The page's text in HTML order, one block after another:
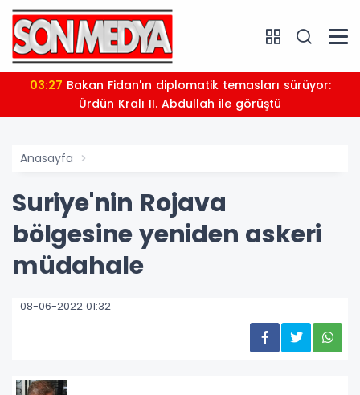
03:27
Ürdün Kralı II. Abdullah ile görüştü
Anasayfa
Suriye'nin Rojava
bölgesine yeniden askeri
müdahale
08-06-2022 01:32